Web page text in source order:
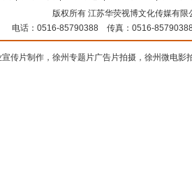
版权所有 江苏华荧视博文化传媒有
电话：0516-85790388 传真：0516-
传片制作，徐州专题片广告片拍摄，徐州微电